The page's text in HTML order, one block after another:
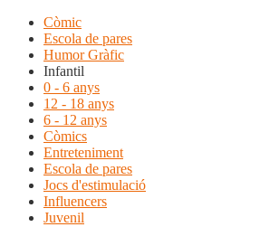
Còmic
Escola de pares
Humor Gràfic
Infantil
0 - 6 anys
12 - 18 anys
6 - 12 anys
Còmics
Entreteniment
Escola de pares
Jocs d'estimulació
Influencers
Juvenil